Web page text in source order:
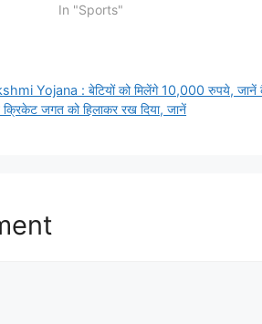
In "Sports"
Yojana : बेटियों को मिलेंगे 10,000 रुपये, जानें
क्रिकेट जगत को हिलाकर रख दिया, जानें